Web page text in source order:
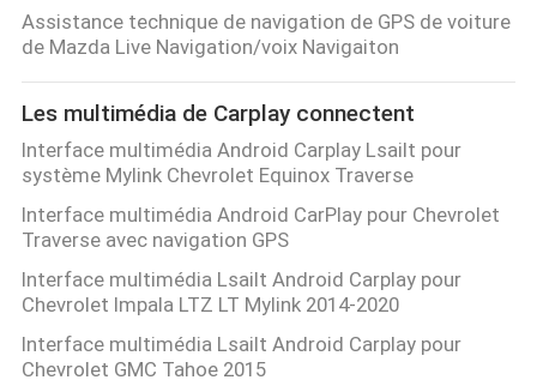
Assistance technique de navigation de GPS de voiture
de Mazda Live Navigation/voix Navigaiton
Les multimédia de Carplay connectent
Interface multimédia Android Carplay Lsailt pour
système Mylink Chevrolet Equinox Traverse
Interface multimédia Android CarPlay pour Chevrolet
Traverse avec navigation GPS
Interface multimédia Lsailt Android Carplay pour
Chevrolet Impala LTZ LT Mylink 2014-2020
Interface multimédia Lsailt Android Carplay pour
Chevrolet GMC Tahoe 2015